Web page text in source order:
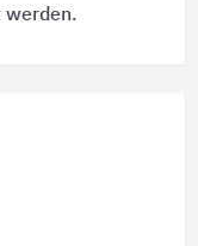
werden.